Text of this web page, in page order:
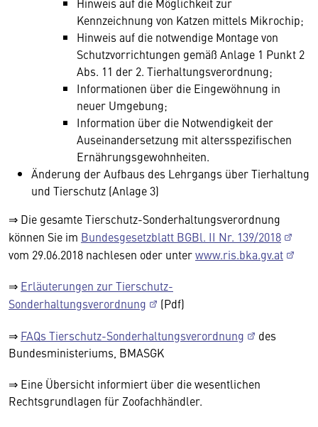
Kennzeichnung von Katzen mittels Mikrochip;
Hinweis auf die notwendige Montage von
Schutzvorrichtungen gemäß Anlage 1 Punkt 2
Abs. 11 der 2. Tierhaltungsverordnung;
Informationen über die Eingewöhnung in
neuer Umgebung;
Information über die Notwendigkeit der
Auseinandersetzung mit altersspezifischen
Ernährungsgewohnheiten.
Änderung der Aufbaus des Lehrgangs über Tierhaltung
und Tierschutz (Anlage 3)
⇒ Die gesamte Tierschutz-Sonderhaltungsverordnung
können Sie im Bundesgesetzblatt BGBl. II Nr. 139/2018
vom 29.06.2018 nachlesen oder unterwww.ris.bka.gv.at
⇒ Erläuterungen zur Tierschutz-
Sonderhaltungsverordnung
(Pdf)
⇒ FAQs Tierschutz-Sonderhaltungsverordnung
des
Bundesministeriums, BMASGK
⇒ Eine Übersicht informiert über die wesentlichen
Rechtsgrundlagen für Zoofachhändler.